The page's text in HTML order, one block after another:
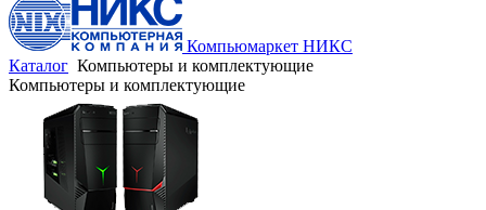
Компьюмаркет НИКС
Каталог Компьютеры и комплектующие
Компьютеры и комплектующие